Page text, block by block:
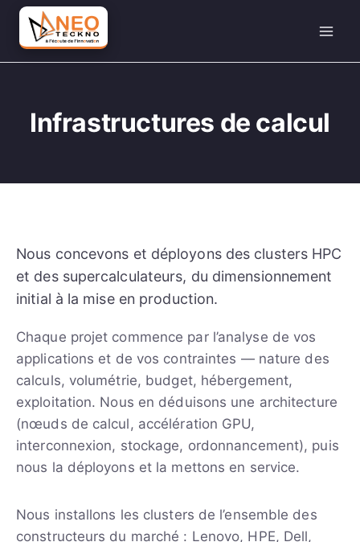
Aller
contenu
Infrastructures de calcul
Nous concevons et déployons des clusters HPC
et des supercalculateurs, du dimensionnement
initial à la mise en production.
Chaque projet commence par l’analyse de vos
applications et de vos contraintes — nature des
calculs, volumétrie, budget, hébergement,
exploitation. Nous en déduisons une architecture
(nœuds de calcul, accélération GPU,
interconnexion, stockage, ordonnancement), puis
nous la déployons et la mettons en service.
Nous installons les clusters de l’ensemble des
constructeurs du marché : Lenovo, HPE, Dell,